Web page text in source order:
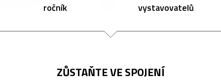
ročník vystavovatelů
ZŮSTAŇTE VE SPOJENÍ